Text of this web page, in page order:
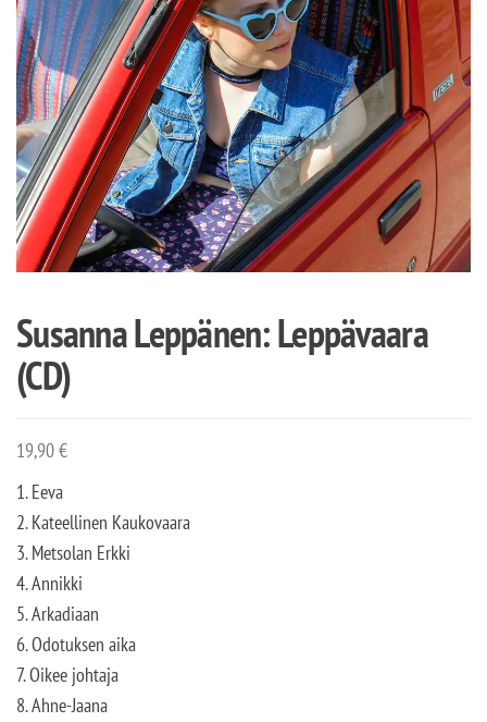
Susanna Leppänen: Leppävaara
(CD)
19,90€
1. Eeva
2. Kateellinen Kaukovaara
3. Metsolan Erkki
4. Annikki
5. Arkadiaan
6. Odotuksen aika
7. Oikee johtaja
8. Ahne-Jaana